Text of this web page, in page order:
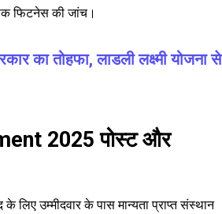
फिटनेस की जांच।
तोहफा, लाडली लक्ष्मी योजना से
2025 पोस्ट और
उम्मीदवार के पास मान्यता प्राप्त संस्थान